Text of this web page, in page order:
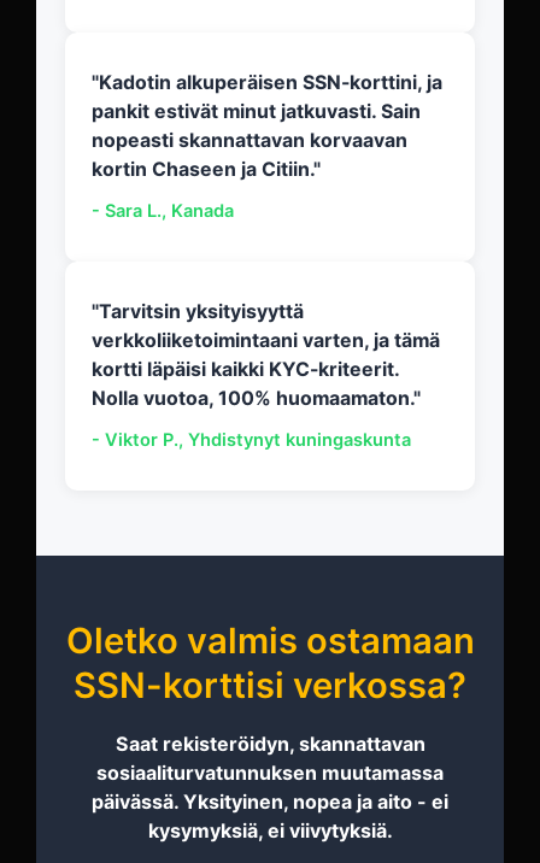
"Kadotin alkuperäisen SSN-korttini, ja
pankit estivät minut jatkuvasti. Sain
nopeasti skannattavan korvaavan
kortin Chaseen ja Citiin."
- Sara L., Kanada
"Tarvitsin yksityisyyttä
verkkoliiketoimintaani varten, ja tämä
kortti läpäisi kaikki KYC-kriteerit.
Nolla vuotoa, 100% huomaamaton."
- Viktor P., Yhdistynyt kuningaskunta
Oletko valmis ostamaan
SSN-korttisi verkossa?
Saat rekisteröidyn, skannattavan
sosiaaliturvatunnuksen muutamassa
päivässä. Yksityinen, nopea ja aito - ei
kysymyksiä, ei viivytyksiä.